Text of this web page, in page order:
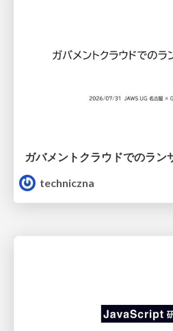
ガバメントクラウドでのラン
techniczna